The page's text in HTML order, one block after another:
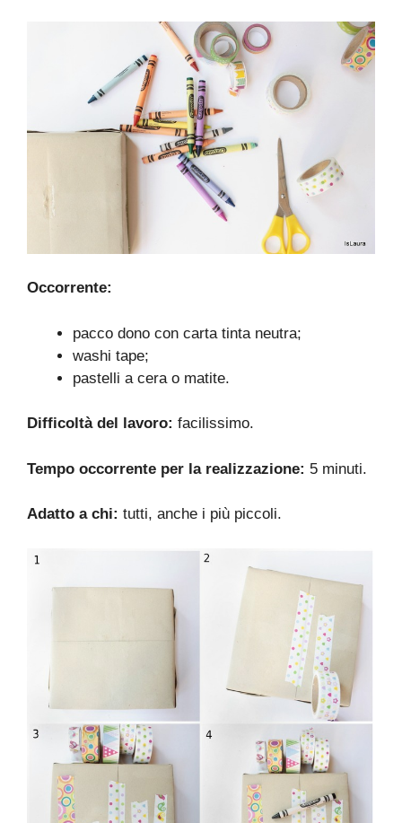
Occorrente:
pacco dono con carta tinta neutra;
washi tape;
pastelli a cera o matite.
Difficoltà del lavoro: facilissimo.
Tempo occorrente per la realizzazione: 5 minuti.
Adatto a chi: tutti, anche i più piccoli.